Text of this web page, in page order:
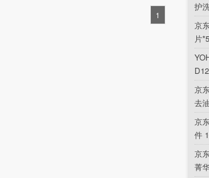
1
护
京
片
京
去
京
件
京
菁